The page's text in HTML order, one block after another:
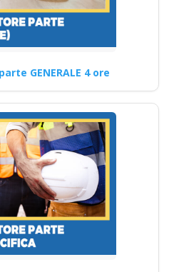
e
per
Domicilio
rspp
medio
per
del settore
Quali
i…
GENERALE 4 ore